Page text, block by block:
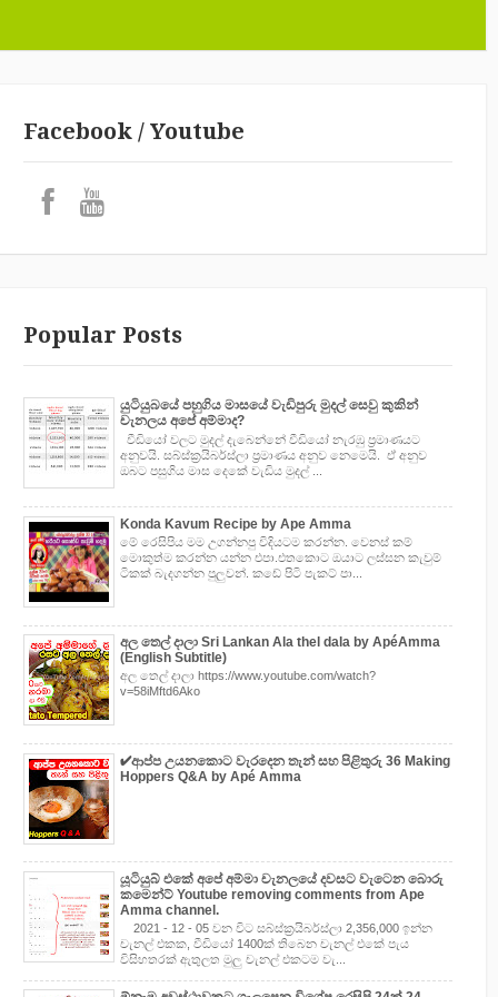
Facebook / Youtube
Popular Posts
යුටියුබයේ පහුගිය මාසයේ වැඩිපුරු මුදල් සෙවු කුකින්
චැනලය අපේ අම්මාද?
වීඩියෝ වලට මුදල් දැබෙන්නේ වීඩියෝ නැරඹු ප්‍රමාණයට
අනුවයි. සබ්ස්ක්‍රයිබර්ස්ලා ප්‍රමාණය අනුව නෙමෙයි. ඒ අනුව
ඔබට පසුගිය මාස දෙකේ වැඩිය මුදල් ...
Konda Kavum Recipe by Ape Amma
මේ රෙසිපිය මම උගන්නපු විදියටම කරන්න. වෙනස් කම්
මොකුත්ම කරන්න යන්න එපා.එතකොට ඔයාට ලස්සන කැවුම්
ටිකක් බැදගන්න පුලුවන්. කඩේ පිටි පැකට් පා...
අල තෙල් දාලා Sri Lankan Ala thel dala by ApéAmma
(English Subtitle)
අල තෙල් දාලා https://www.youtube.com/watch?
v=58iMftd6Ako
✔‍ආප්ප උයනකොට වැරදෙන තැන් සහ පිළිතුරු 36 Making
Hoppers Q&A by Apé Amma
යූටියුබ් එකේ අපේ අම්මා චැනලයේ දවසට වැටෙන බොරු
කමෙන්ට් Youtube removing comments from Ape
Amma channel.
2021 - 12 - 05 වන විට සබ්ස්ක්‍රයිබර්ස්ලා 2,356,000 ඉන්න
චැනල් එකක, වීඩියෝ 1400ක් තිබෙන චැනල් එකේ පැය
විසිහතරක් ඇතුලත මුලු චැනල් එකටම වැ...